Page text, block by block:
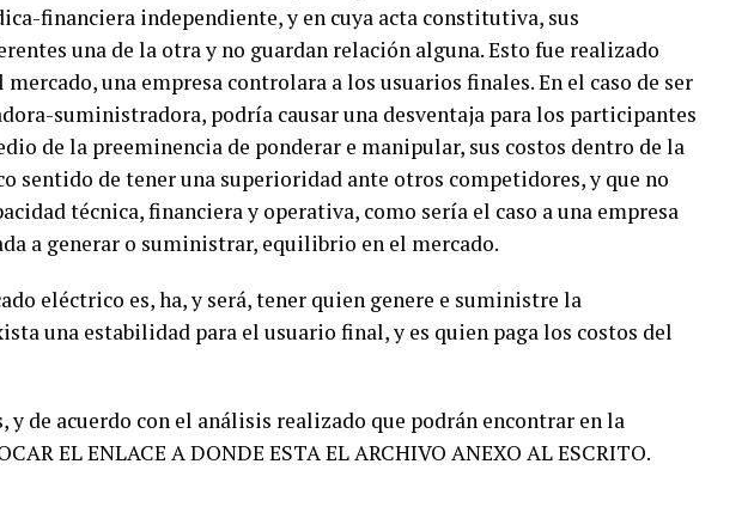
financiera independiente, y en cuya acta constitutiva, sus
una de la otra y no guardan relación alguna. Esto fue realizado
una empresa controlara a los usuarios finales. En el caso de ser
suministradora, podría causar una desventaja para los participantes
de la preeminencia de ponderar e manipular, sus costos dentro de la
sentido de tener una superioridad ante otros competidores, y que no
técnica, financiera y operativa, como sería el caso a una empresa
a generar o suministrar, equilibrio en el mercado.
eléctrico es, ha, y será, tener quien genere e suministre la
una estabilidad para el usuario final, y es quien paga los costos del
y de acuerdo con el análisis realizado que podrán encontrar en la
EL ENLACE A DONDE ESTA EL ARCHIVO ANEXO AL ESCRITO.